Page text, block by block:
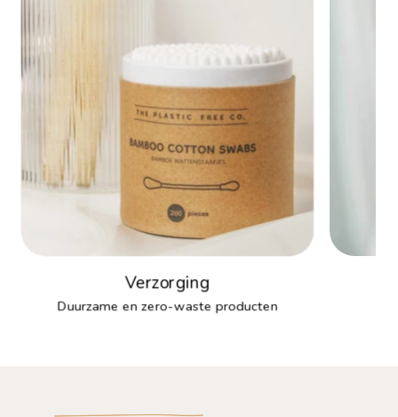
Verzorging
Duurzame en zero-waste producten